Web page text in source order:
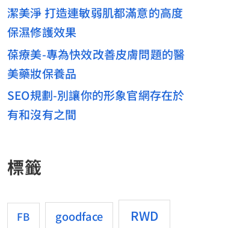
潔美淨 打造連敏弱肌都滿意的高度
保濕修護效果
葆療美-專為快效改善皮膚問題的醫
美藥妝保養品
SEO規劃-別讓你的形象官網存在於
有和沒有之間
標籤
FB goodface RWD